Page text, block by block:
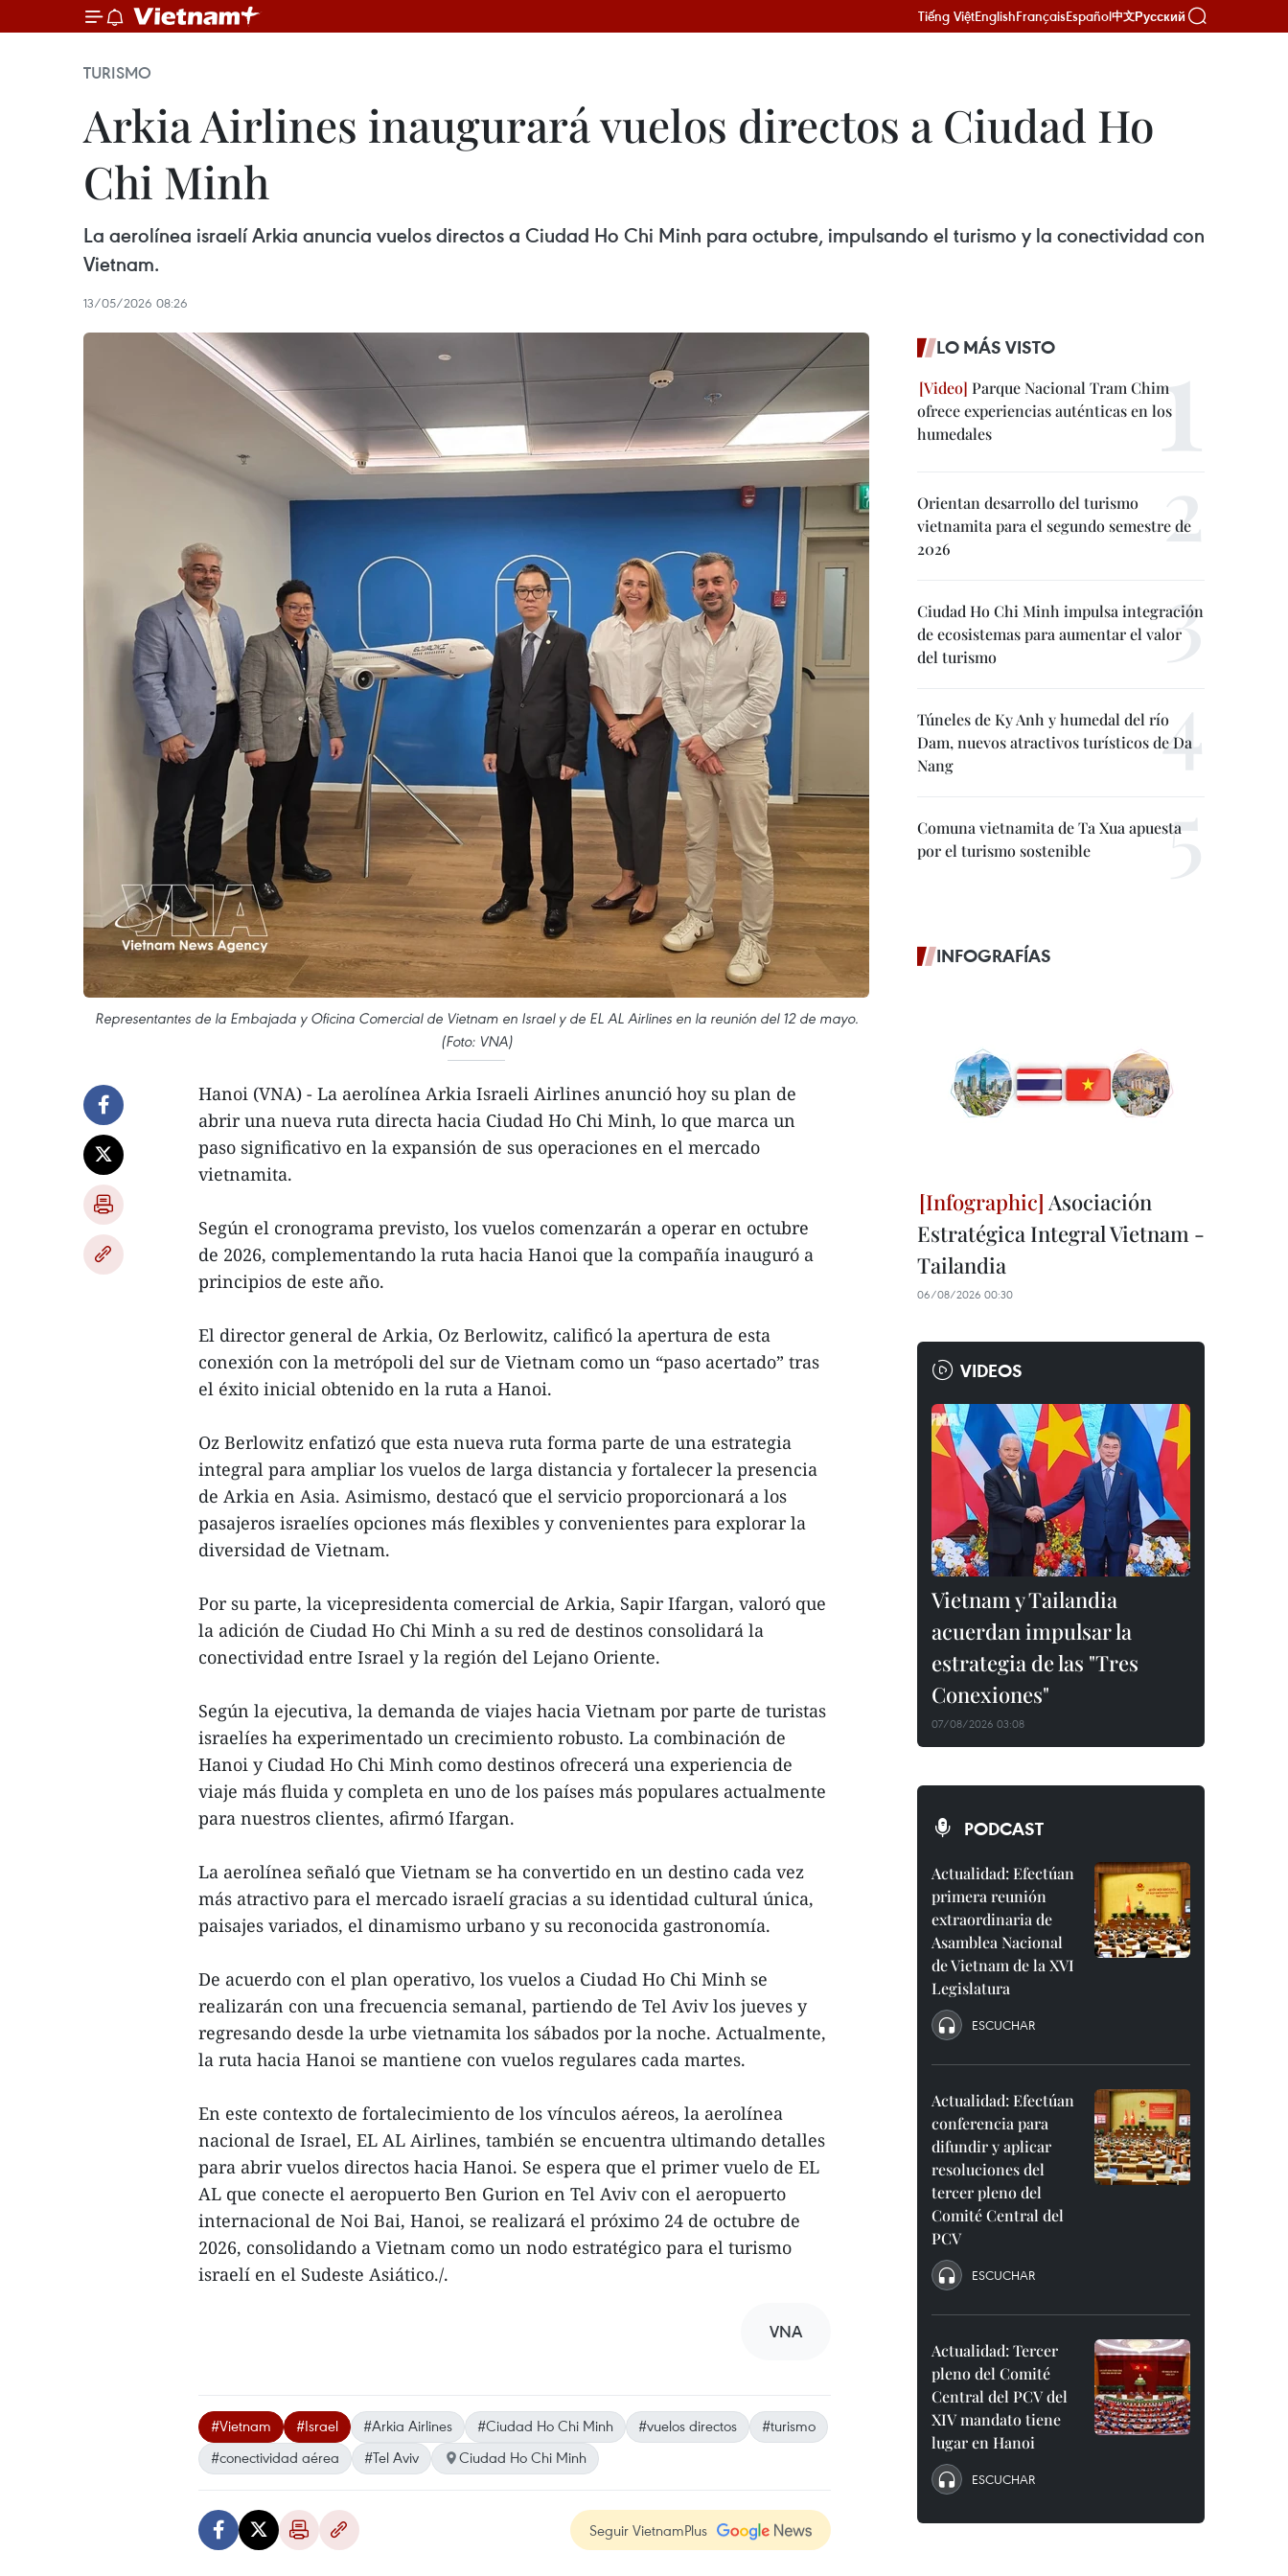
Tiếng ViệtEnglishFrançaisEspañol中文Русский
TURISMO
Arkia Airlines inaugurará vuelos directos a Ciudad Ho
Chi Minh
La aerolínea israelí Arkia anuncia vuelos directos a Ciudad Ho Chi Minh para octubre, impulsando el turismo y la conectividad con
Vietnam.
13/05/2026 08:26
Representantes de la Embajada y Oficina Comercial de Vietnam en Israel y de EL AL Airlines en la reunión del 12 de mayo.
(Foto: VNA)
Hanoi (VNA) - La aerolínea Arkia Israeli Airlines anunció hoy su plan de
abrir una nueva ruta directa hacia Ciudad Ho Chi Minh, lo que marca un
paso significativo en la expansión de sus operaciones en el mercado
vietnamita.
Según el cronograma previsto, los vuelos comenzarán a operar en octubre
de 2026, complementando la ruta hacia Hanoi que la compañía inauguró a
principios de este año.
El director general de Arkia, Oz Berlowitz, calificó la apertura de esta
conexión con la metrópoli del sur de Vietnam como un “paso acertado” tras
el éxito inicial obtenido en la ruta a Hanoi.
Oz Berlowitz enfatizó que esta nueva ruta forma parte de una estrategia
integral para ampliar los vuelos de larga distancia y fortalecer la presencia
de Arkia en Asia. Asimismo, destacó que el servicio proporcionará a los
pasajeros israelíes opciones más flexibles y convenientes para explorar la
diversidad de Vietnam.
Por su parte, la vicepresidenta comercial de Arkia, Sapir Ifargan, valoró que
la adición de Ciudad Ho Chi Minh a su red de destinos consolidará la
conectividad entre Israel y la región del Lejano Oriente.
Según la ejecutiva, la demanda de viajes hacia Vietnam por parte de turistas
israelíes ha experimentado un crecimiento robusto. La combinación de
Hanoi y Ciudad Ho Chi Minh como destinos ofrecerá una experiencia de
viaje más fluida y completa en uno de los países más populares actualmente
para nuestros clientes, afirmó Ifargan.
La aerolínea señaló que Vietnam se ha convertido en un destino cada vez
más atractivo para el mercado israelí gracias a su identidad cultural única,
paisajes variados, el dinamismo urbano y su reconocida gastronomía.
De acuerdo con el plan operativo, los vuelos a Ciudad Ho Chi Minh se
realizarán con una frecuencia semanal, partiendo de Tel Aviv los jueves y
regresando desde la urbe vietnamita los sábados por la noche. Actualmente,
la ruta hacia Hanoi se mantiene con vuelos regulares cada martes.
En este contexto de fortalecimiento de los vínculos aéreos, la aerolínea
nacional de Israel, EL AL Airlines, también se encuentra ultimando detalles
para abrir vuelos directos hacia Hanoi. Se espera que el primer vuelo de EL
AL que conecte el aeropuerto Ben Gurion en Tel Aviv con el aeropuerto
internacional de Noi Bai, Hanoi, se realizará el próximo 24 de octubre de
2026, consolidando a Vietnam como un nodo estratégico para el turismo
israelí en el Sudeste Asiático./.
VNA
#Vietnam #Israel #Arkia Airlines #Ciudad Ho Chi Minh #vuelos directos
#turismo
#conectividad aérea
#Tel Aviv Ciudad Ho Chi Minh
Seguir VietnamPlus
LO MÁS VISTO
Parque Nacional Tram Chim
ofrece experiencias auténticas en los
humedales
Orientan desarrollo del turismo
vietnamita para el segundo semestre de
2026
Ciudad Ho Chi Minh impulsa integración
de ecosistemas para aumentar el valor
del turismo
Túneles de Ky Anh y humedal del río
Dam, nuevos atractivos turísticos de Da
Nang
Comuna vietnamita de Ta Xua apuesta
por el turismo sostenible
INFOGRAFÍAS
Asociación
Estratégica Integral Vietnam -
Tailandia
06/08/2026 00:30
VIDEOS
Vietnam y Tailandia
acuerdan impulsar la
estrategia de las "Tres
Conexiones"
07/08/2026 03:08
PODCAST
Actualidad: Efectúan
primera reunión
extraordinaria de
Asamblea Nacional
de Vietnam de la XVI
Legislatura
ESCUCHAR
Actualidad: Efectúan
conferencia para
difundir y aplicar
resoluciones del
tercer pleno del
Comité Central del
PCV
ESCUCHAR
Actualidad: Tercer
pleno del Comité
Central del PCV del
XIV mandato tiene
lugar en Hanoi
ESCUCHAR